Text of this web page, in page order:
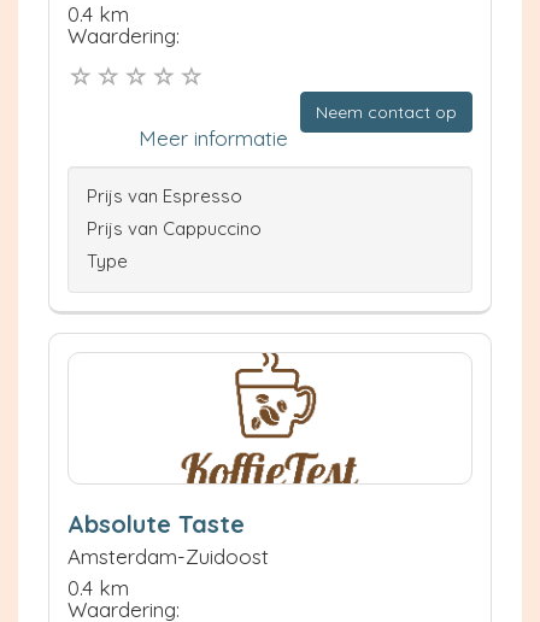
0.4 km
Waardering:
Neem contact op
Meer informatie
Prijs van Espresso
Prijs van Cappuccino
Type
Absolute Taste
Amsterdam-Zuidoost
0.4 km
Waardering: